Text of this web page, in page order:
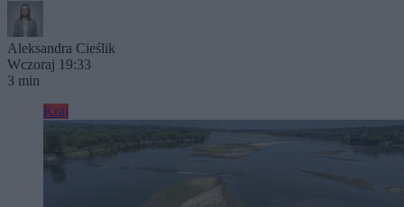
Aleksandra Cieślik
Wczoraj 19:33
3 min
Kraj